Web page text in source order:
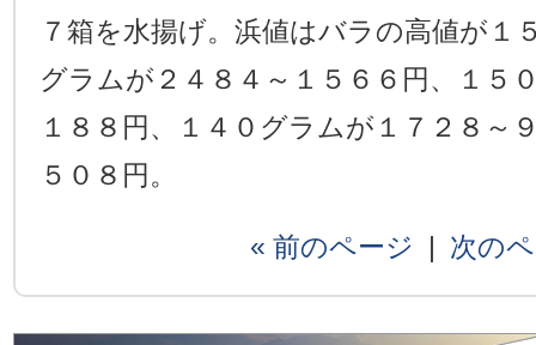
７箱を水揚げ。浜値はバラの高値が１
グラムが２４８４～１５６６円、１５
１８８円、１４０グラムが１７２８～
５０８円。
« 前のページ | 次の